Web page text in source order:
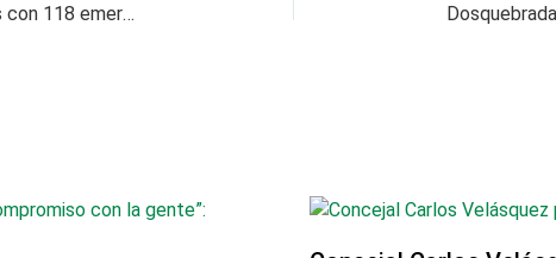
Dosquebradas superó temporada de lluvias con 118 emergencias atendidas y se prepara para nuevos retos climáticos